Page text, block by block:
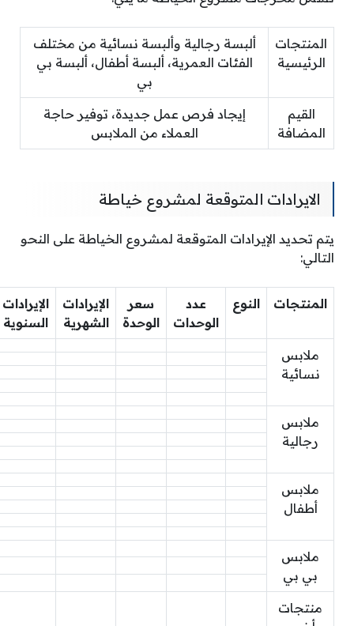
المنتجات
الرئيسية
ألبسة رجالية وألبسة نسائية من مختلف
الفئات العمرية، ألبسة أطفال، ألبسة بي
بي
القيم
المضافة
إيجاد فرص عمل جديدة، توفير حاجة
العملاء من الملابس
الايرادات المتوقعة لمشروع خياطة
يتم تحديد الإيرادات المتوقعة لمشروع الخياطة على النحو
التالي:
المنتجات النوع
عدد
الوحدات
سعر
الوحدة
الإيرادات
الشهرية
الإيرادات
السنوية
ملابس
نسائية
ملابس
رجالية
ملابس
أطفال
ملابس
بي بي
منتجات